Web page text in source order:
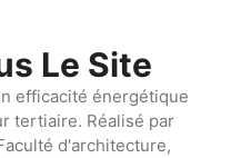
Le Site
efficacité énergétique
tertiaire. Réalisé par
d'architecture,